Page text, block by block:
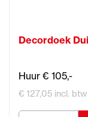
Decordoek
Huur € 105,-
€ 127,05 incl. btw